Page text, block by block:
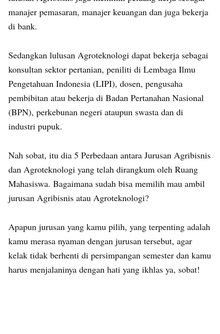
manajer pemasaran, manajer keuangan dan juga bekerja
di bank.
Sedangkan lulusan Agroteknologi dapat bekerja sebagai
konsultan sektor pertanian, peniliti di Lembaga Ilmu
Pengetahuan Indonesia (LIPI), dosen, pengusaha
pembibitan atau bekerja di Badan Pertanahan Nasional
(BPN), perkebunan negeri ataupun swasta dan di
industri pupuk.
Nah sobat, itu dia 5 Perbedaan antara Jurusan Agribisnis
dan Agroteknologi yang telah dirangkum oleh Ruang
Mahasiswa. Bagaimana sudah bisa memilih mau ambil
jurusan Agribisnis atau Agroteknologi?
Apapun jurusan yang kamu pilih, yang terpenting adalah
kamu merasa nyaman dengan jurusan tersebut, agar
kelak tidak berhenti di persimpangan semester dan kamu
harus menjalaninya dengan hati yang ikhlas ya, sobat!